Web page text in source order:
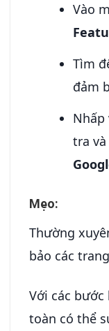
Vào
Tìm
đảm
Nhấp
tra
Mẹo:
Thường
bảo các
Với các
toàn có thể